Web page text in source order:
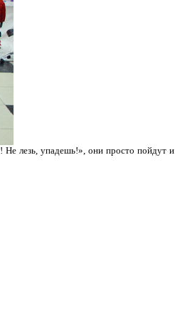
Не лезь, упадешь!», они просто пойдут и